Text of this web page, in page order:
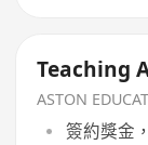
Teaching
ASTON
簽約獎金